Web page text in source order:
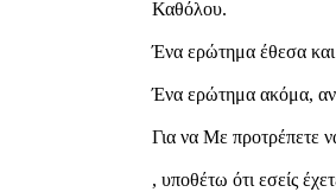
Καθόλου.
Ένα ερώτημα έθεσα και
Ένα ερώτημα ακόμα,
Για να Με προτρέπετε
, υποθέτω ότι εσείς